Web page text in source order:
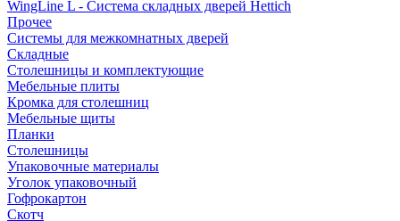
WingLine L - Система складных дверей Hettich
Прочее
Системы для межкомнатных дверей
Складные
Столешницы и комплектующие
Мебельные плиты
Кромка для столешниц
Мебельные щиты
Планки
Столешницы
Упаковочные материалы
Уголок упаковочный
Гофрокартон
Скотч